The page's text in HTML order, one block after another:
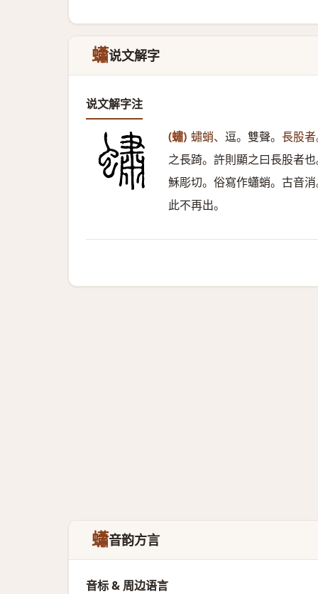
蠨说文解字
说文解字注
(蟰) 蟰蛸、 逗。雙聲。 長股
之長踦。許則顯之曰長股者
穌彫切。俗寫作蠨蛸。古音
此不再出。
蠨音韵方言
音标 & 周边语言